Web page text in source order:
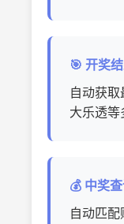
🎯 开奖
自动获取
大乐透等
💰 中奖
自动匹